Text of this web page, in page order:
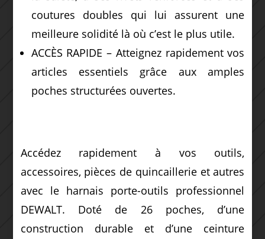
coutures doubles qui lui assurent une
meilleure solidité là où c’est le plus utile.
ACCÈS RAPIDE – Atteignez rapidement vos
articles essentiels grâce aux amples
poches structurées ouvertes.
Accédez rapidement à vos outils,
accessoires, pièces de quincaillerie et autres
avec le harnais porte-outils professionnel
DEWALT. Doté de 26 poches, d’une
construction durable et d’une ceinture